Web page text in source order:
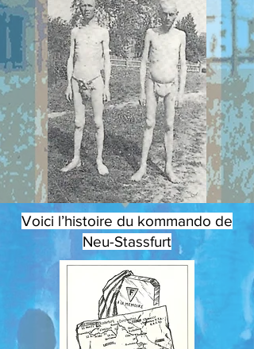
Voici l’histoire du kommando de
Neu-Stassfurt